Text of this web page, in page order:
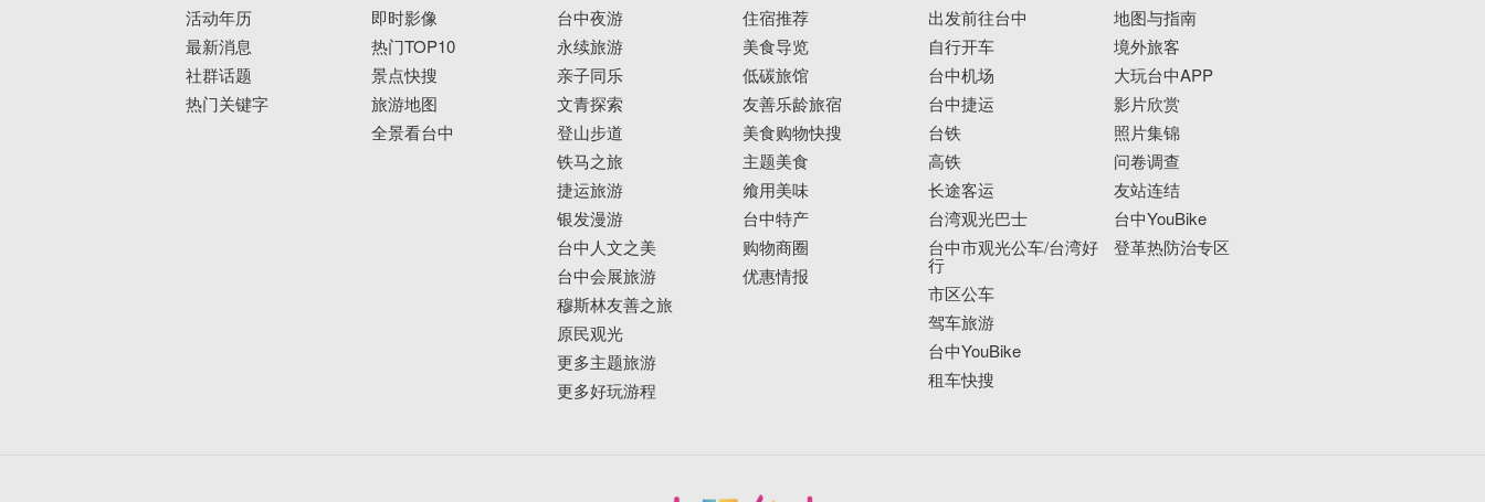
活动年历
最新消息
社群话题
热门关键字
即时影像
热门TOP10
景点快搜
旅游地图
全景看台中
台中夜游
永续旅游
亲子同乐
文青探索
登山步道
铁马之旅
捷运旅游
银发漫游
台中人文之美
台中会展旅游
穆斯林友善之旅
原民观光
更多主题旅游
更多好玩游程
住宿推荐
美食导览
低碳旅馆
友善乐龄旅宿
美食购物快搜
主题美食
飨用美味
台中特产
购物商圈
优惠情报
出发前往台中
自行开车
台中机场
台中捷运
台铁
高铁
长途客运
台湾观光巴士
台中市观光公车/台湾好
行
市区公车
驾车旅游
台中YouBike
租车快搜
地图与指南
境外旅客
大玩台中APP
影片欣赏
照片集锦
问卷调查
友站连结
台中YouBike
登革热防治专区